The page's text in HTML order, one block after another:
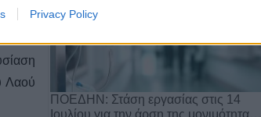
Privacy Policy
Λαού
ΠΟΕΔΗΝ: Στάση εργασίας στις 14